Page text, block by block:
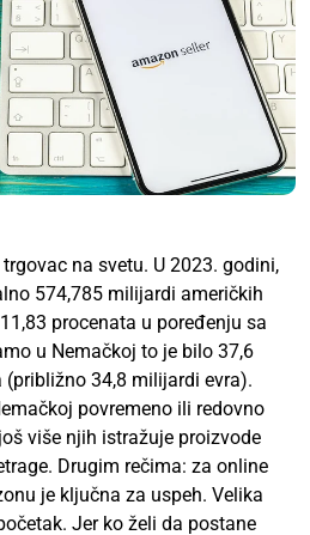
na svetu. U 2023. godini,
574,785 milijardi američkih
procenata u poređenju sa
u Nemačkoj to je bilo 37,6
34,8 milijardi evra).
povremeno ili redovno
više njih istražuje proizvode
Drugim rečima: za online
je ključna za uspeh. Velika
Jer ko želi da postane